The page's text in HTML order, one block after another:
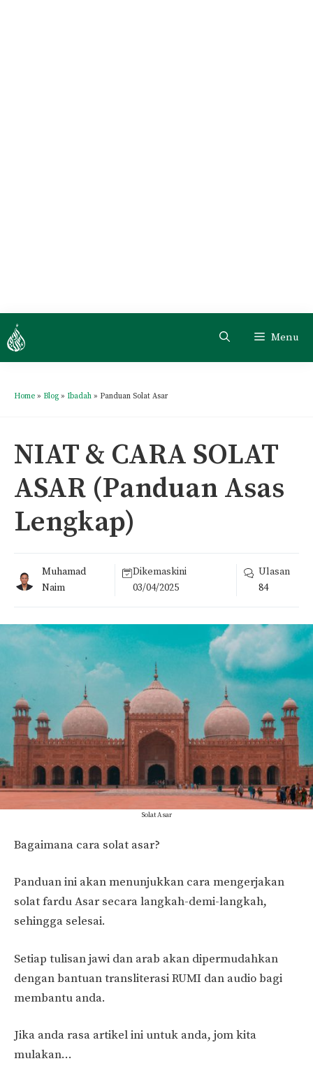
Menu
Home » Blog » Ibadah » Panduan Solat Asar
NIAT & CARA SOLAT
ASAR (Panduan Asas
Lengkap)
Muhamad
Naim
Dikemaskini
03/04/2025
Ulasan
84
Solat Asar
Bagaimana cara solat asar?
Panduan ini akan menunjukkan cara mengerjakan
solat fardu Asar secara langkah-demi-langkah,
sehingga selesai.
Setiap tulisan jawi dan arab akan dipermudahkan
dengan bantuan transliterasi RUMI dan audio bagi
membantu anda.
Jika anda rasa artikel ini untuk anda, jom kita
mulakan…